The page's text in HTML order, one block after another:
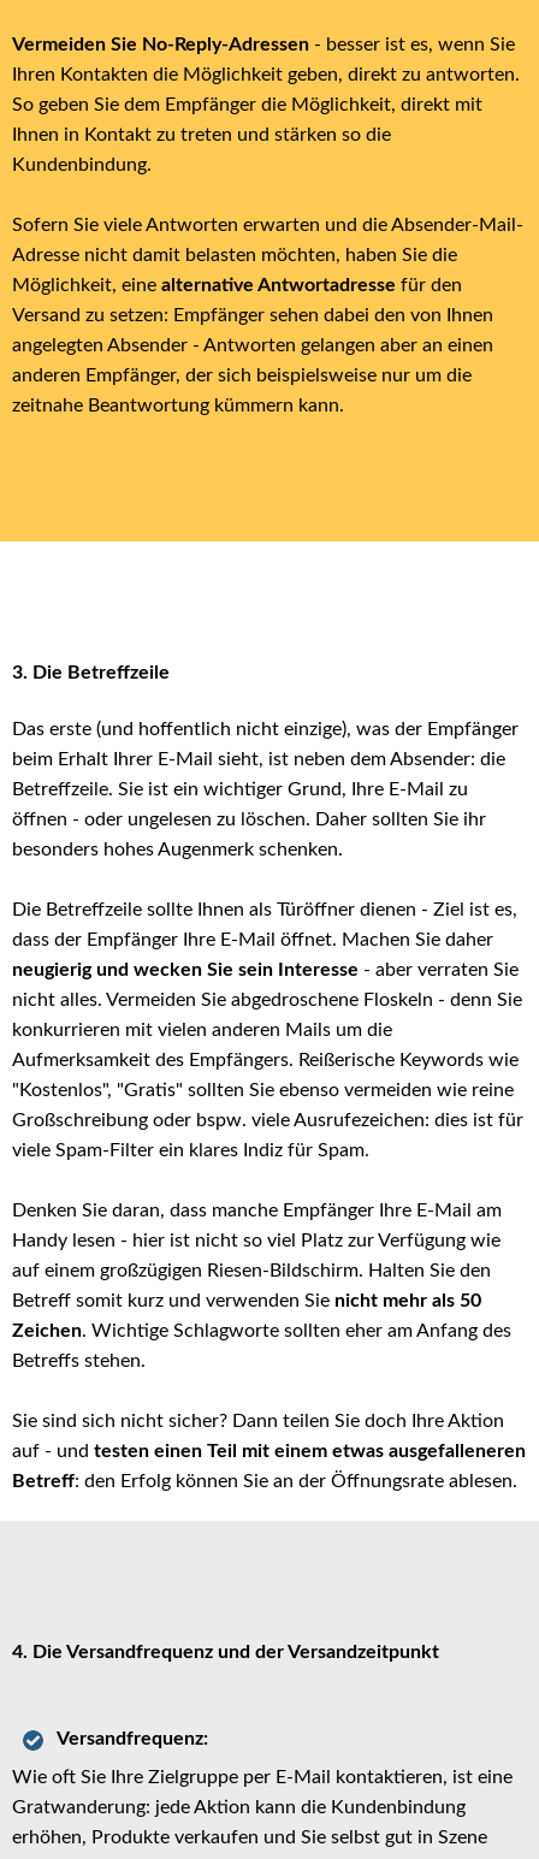
Vermeiden Sie No-Reply-Adressen - besser ist es, wenn Sie
Ihren Kontakten die Möglichkeit geben, direkt zu antworten.
So geben Sie dem Empfänger die Möglichkeit, direkt mit
Ihnen in Kontakt zu treten und stärken so die
Kundenbindung.
Sofern Sie viele Antworten erwarten und die Absender-Mail-
Adresse nicht damit belasten möchten, haben Sie die
Möglichkeit, eine alternative Antwortadresse für den
Versand zu setzen: Empfänger sehen dabei den von Ihnen
angelegten Absender - Antworten gelangen aber an einen
anderen Empfänger, der sich beispielsweise nur um die
zeitnahe Beantwortung kümmern kann.
3. Die Betreffzeile
Das erste (und hoffentlich nicht einzige), was der Empfänger
beim Erhalt Ihrer E-Mail sieht, ist neben dem Absender: die
Betreffzeile. Sie ist ein wichtiger Grund, Ihre E-Mail zu
öffnen - oder ungelesen zu löschen. Daher sollten Sie ihr
besonders hohes Augenmerk schenken.
Die Betreffzeile sollte Ihnen als Türöffner dienen - Ziel ist es,
dass der Empfänger Ihre E-Mail öffnet. Machen Sie daher
neugierig und wecken Sie sein Interesse - aber verraten Sie
nicht alles. Vermeiden Sie abgedroschene Floskeln - denn Sie
konkurrieren mit vielen anderen Mails um die
Aufmerksamkeit des Empfängers. Reißerische Keywords wie
"Kostenlos", "Gratis" sollten Sie ebenso vermeiden wie reine
Großschreibung oder bspw. viele Ausrufezeichen: dies ist für
viele Spam-Filter ein klares Indiz für Spam.
Denken Sie daran, dass manche Empfänger Ihre E-Mail am
Handy lesen - hier ist nicht so viel Platz zur Verfügung wie
auf einem großzügigen Riesen-Bildschirm. Halten Sie den
Betreff somit kurz und verwenden Sie nicht mehr als 50
Zeichen. Wichtige Schlagworte sollten eher am Anfang des
Betreffs stehen.
Sie sind sich nicht sicher? Dann teilen Sie doch Ihre Aktion
auf - und testen einen Teil mit einem etwas ausgefalleneren
Betreff: den Erfolg können Sie an der Öffnungsrate ablesen.
4. Die Versandfrequenz und der Versandzeitpunkt
Versandfrequenz:
Wie oft Sie Ihre Zielgruppe per E-Mail kontaktieren, ist eine
Gratwanderung: jede Aktion kann die Kundenbindung
erhöhen, Produkte verkaufen und Sie selbst gut in Szene